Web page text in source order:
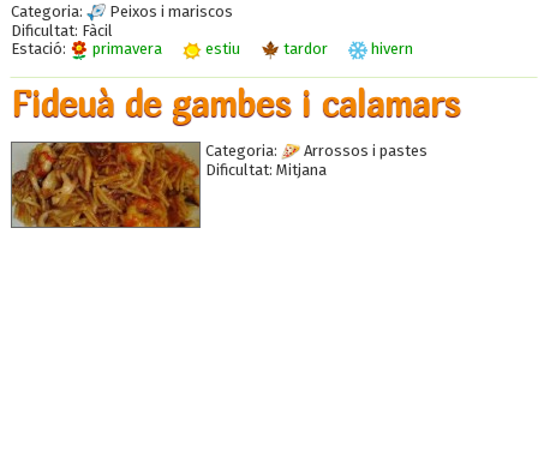
Categoria:
Peixos i mariscos
Dificultat: Fàcil
Estació:
primavera estiu tardor hivern
Fideuà de gambes i calamars
Categoria:
Arrossos i pastes
Dificultat: Mitjana